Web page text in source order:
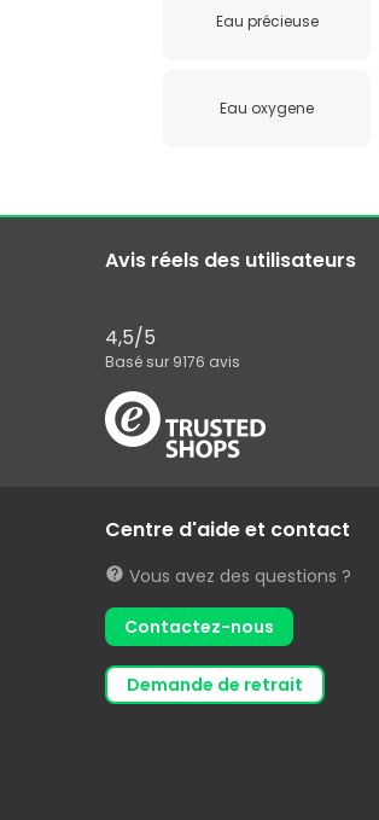
Eau précieuse
Eau oxygene
Avis réels des utilisateurs
4,5/5
Basé sur 9176 avis
Centre d'aide et contact
Vous avez des questions ?
Contactez-nous
demande de retrait